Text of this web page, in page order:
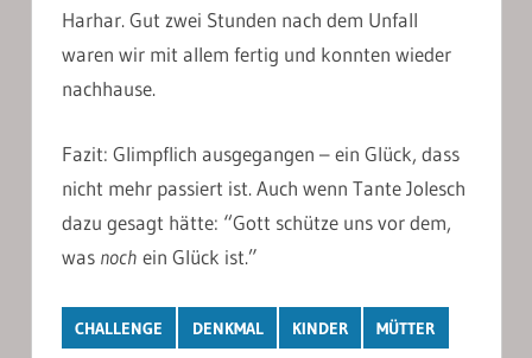
Harhar. Gut zwei Stunden nach dem Unfall
waren wir mit allem fertig und konnten wieder
nachhause.
Fazit: Glimpflich ausgegangen – ein Glück, dass
nicht mehr passiert ist. Auch wenn Tante Jolesch
dazu gesagt hätte: “Gott schütze uns vor dem,
was noch ein Glück ist.”
CHALLENGE DENKMAL KINDER MÜTTER